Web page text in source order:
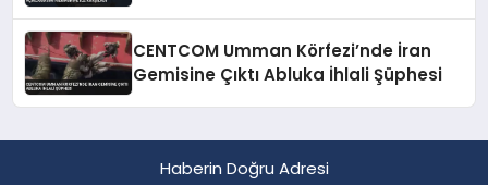
CENTCOM Umman Körfezi’nde İran
Gemisine Çıktı Abluka İhlali Şüphesi
Haberin Doğru Adresi